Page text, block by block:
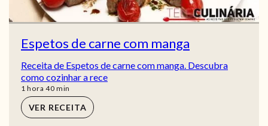
Espetos de carne com manga
Receita de Espetos de carne com manga. Descubra
como cozinhar a rece
1 hora
hora 40min
min
VER RECEITA